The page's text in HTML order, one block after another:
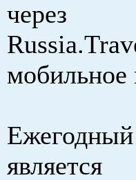
через
мобильное